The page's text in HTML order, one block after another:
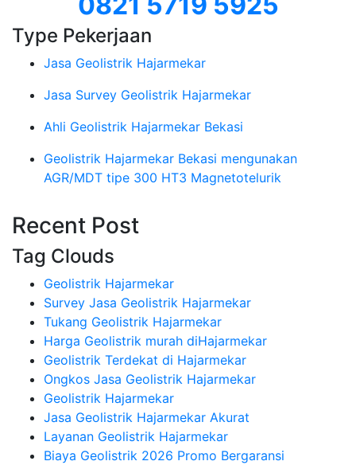
Type Pekerjaan
Jasa Geolistrik Hajarmekar
Jasa Survey Geolistrik Hajarmekar
Ahli Geolistrik Hajarmekar Bekasi
Geolistrik Hajarmekar Bekasi mengunakan
AGR/MDT tipe 300 HT3 Magnetotelurik
Recent Post
Tag Clouds
Geolistrik Hajarmekar
Survey Jasa Geolistrik Hajarmekar
Tukang Geolistrik Hajarmekar
Harga Geolistrik murah diHajarmekar
Geolistrik Terdekat di Hajarmekar
Ongkos Jasa Geolistrik Hajarmekar
Geolistrik Hajarmekar
Jasa Geolistrik Hajarmekar Akurat
Layanan Geolistrik Hajarmekar
Biaya Geolistrik 2026 Promo Bergaransi